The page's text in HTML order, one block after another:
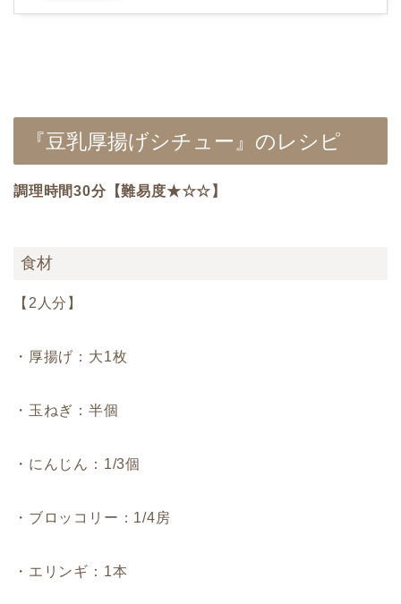
『豆乳厚揚げシチュー』のレシピ
調理時間30分【難易度★☆☆】
食材
【2人分】
・厚揚げ：大1枚
・玉ねぎ：半個
・にんじん：1/3個
・ブロッコリー：1/4房
・エリンギ：1本